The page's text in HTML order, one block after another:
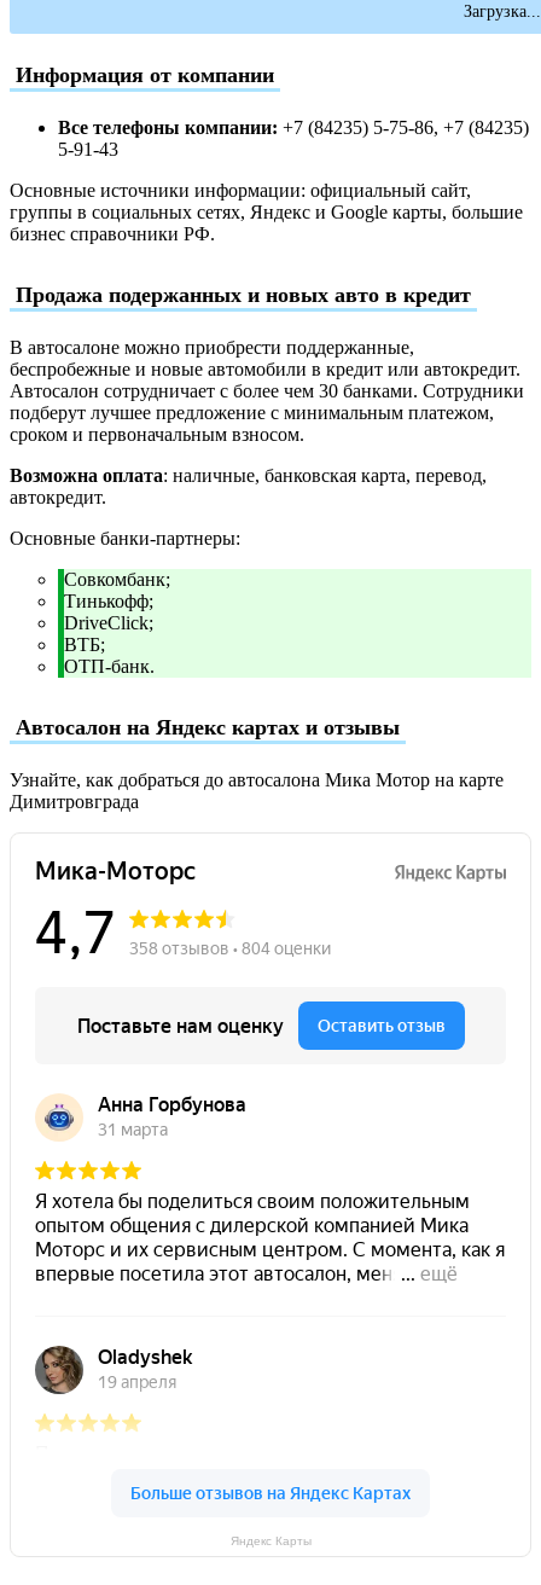
Загрузка...
Информация от компании
Все телефоны компании: +7 (84235) 5-75-86, +7 (84235)
5-91-43
Основные источники информации: официальный сайт,
группы в социальных сетях, Яндекс и Google карты, большие
бизнес справочники РФ.
Продажа подержанных и новых авто в кредит
В автосалоне можно приобрести поддержанные,
беспробежные и новые автомобили в кредит или автокредит.
Автосалон сотрудничает с более чем 30 банками. Сотрудники
подберут лучшее предложение с минимальным платежом,
сроком и первоначальным взносом.
Возможна оплата: наличные, банковская карта, перевод,
автокредит.
Основные банки-партнеры:
Совкомбанк;
Тинькофф;
DriveClick;
ВТБ;
ОТП-банк.
Автосалон на Яндекс картах и отзывы
Узнайте, как добраться до автосалона Мика Мотор на карте
Димитровграда
Яндекс Карты